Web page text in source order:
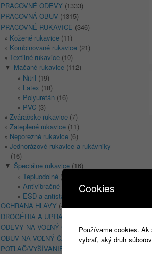
PRACOVNÉ ODEVY (1333)
PRACOVNÁ OBUV (1315)
PRACOVNÉ RUKAVICE (346)
Kožené rukavice (11)
Kombinované rukavice (21)
Textilné rukavice (10)
▼ Mačané rukavice (112)
Nitril (19)
Latex (18)
Polyuretán (16)
PVC (3)
Zváračske rukavice (7)
Zateplené rukavice (11)
Neporezné rukavice (6)
Jednorázové rukavice a rukávniky
(16)
▼ Špeciálne rukavice (16)
Tepluodolné (2)
Antivibračné
ESD a antistatické
(3)
OCHRANA HLAVY (400)
DROGÉRIA A UPRATOVANIE
ODEVY NA VOĽNÝ ČAS (135)
OBUV NA VOĽNÝ ČAS (74)
POTLAČ/VYŠÍVANIE
Cookies
Používame cookies.
vybrať, aký druh